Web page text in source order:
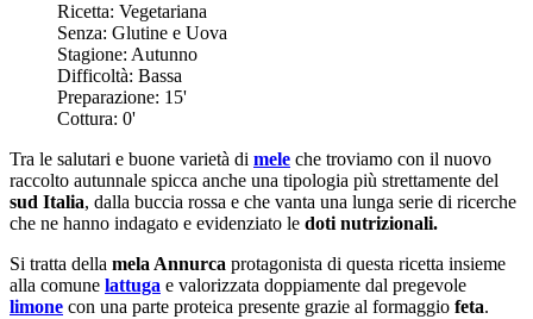
Ricetta: Vegetariana
Senza: Glutine e Uova
Stagione: Autunno
Difficoltà: Bassa
Preparazione: 15'
Cottura: 0'
Tra le salutari e buone varietà di mele che troviamo con il nuovo
raccolto autunnale spicca anche una tipologia più strettamente del
sud Italia, dalla buccia rossa e che vanta una lunga serie di ricerche
che ne hanno indagato e evidenziato le doti nutrizionali.
Si tratta della mela Annurca protagonista di questa ricetta insieme
alla comune lattuga e valorizzata doppiamente dal pregevole
limone con una parte proteica presente grazie al formaggio feta.